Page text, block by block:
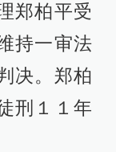
郑柏平受
持一审法
决。郑柏
刑１１年